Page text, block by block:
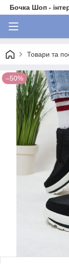
Бочка Шоп -
Товари та
–50%